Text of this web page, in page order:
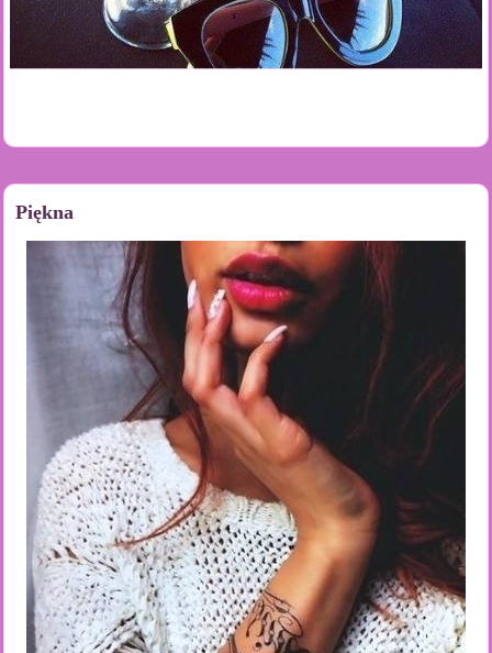
Piękna